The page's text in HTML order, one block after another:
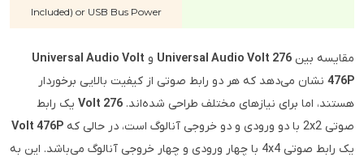
Included) or USB Bus Power
مقایسه بین Universal Audio Volt 276 و Universal Audio Volt
476P نشان می‌دهد که هر دو رابط صوتی از کیفیت بالایی برخوردار
هستند، اما برای نیازهای مختلف طراحی شده‌اند. Volt 276 یک رابط
صوتی 2x2 با دو ورودی و دو خروجی آنالوگ است، در حالی که
Volt 476P
یک رابط صوتی 4x4 با چهار ورودی و چهار خروجی آنالوگ می‌باشد. این به